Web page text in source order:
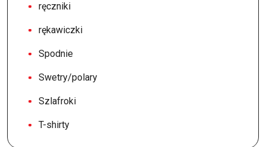
ręczniki
rękawiczki
Spodnie
Swetry/polary
Szlafroki
T-shirty